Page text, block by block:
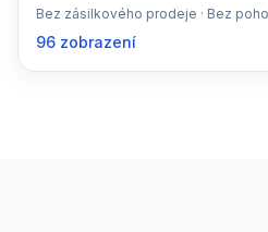
Bez zásilkového prodeje · Bez
96 zobrazení